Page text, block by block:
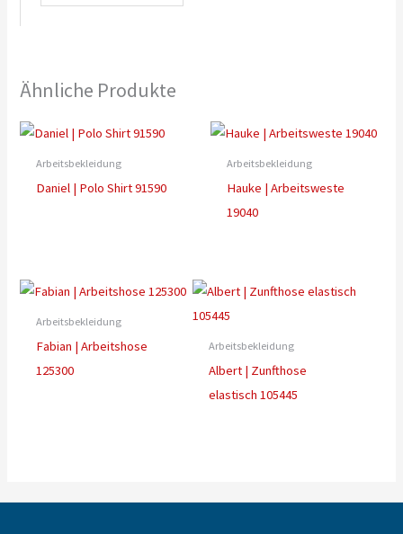
Ähnliche Produkte
Arbeitsbekleidung
Daniel | Polo Shirt 91590
Arbeitsbekleidung
Hauke | Arbeitsweste
19040
Arbeitsbekleidung
Fabian | Arbeitshose
125300
Arbeitsbekleidung
Albert | Zunfthose
elastisch 105445